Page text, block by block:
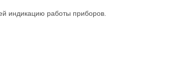
индикацию работы приборов.